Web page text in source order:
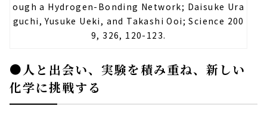
ough a Hydrogen-Bonding Network; Daisuke Ura
guchi, Yusuke Ueki, and Takashi Ooi; Science 200
9, 326, 120-123.
●人と出会い、実験を積み重ね、新しい
化学に挑戦する